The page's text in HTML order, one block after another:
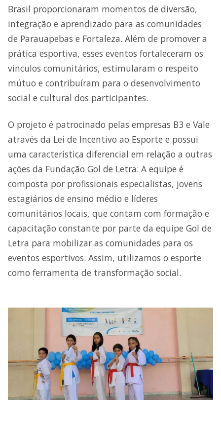
Brasil proporcionaram momentos de diversão,
integração e aprendizado para as comunidades
de Parauapebas e Fortaleza. Além de promover a
prática esportiva, esses eventos fortaleceram os
vínculos comunitários, estimularam o respeito
mútuo e contribuíram para o desenvolvimento
social e cultural dos participantes.
O projeto é patrocinado pelas empresas B3 e Vale
através da Lei de Incentivo ao Esporte e possui
uma característica diferencial em relação a outras
ações da Fundação Gol de Letra: A equipe é
composta por profissionais especialistas, jovens
estagiários de ensino médio e líderes
comunitários locais, que contam com formação e
capacitação constante por parte da equipe Gol de
Letra para mobilizar as comunidades para os
eventos esportivos. Assim, utilizamos o esporte
como ferramenta de transformação social.